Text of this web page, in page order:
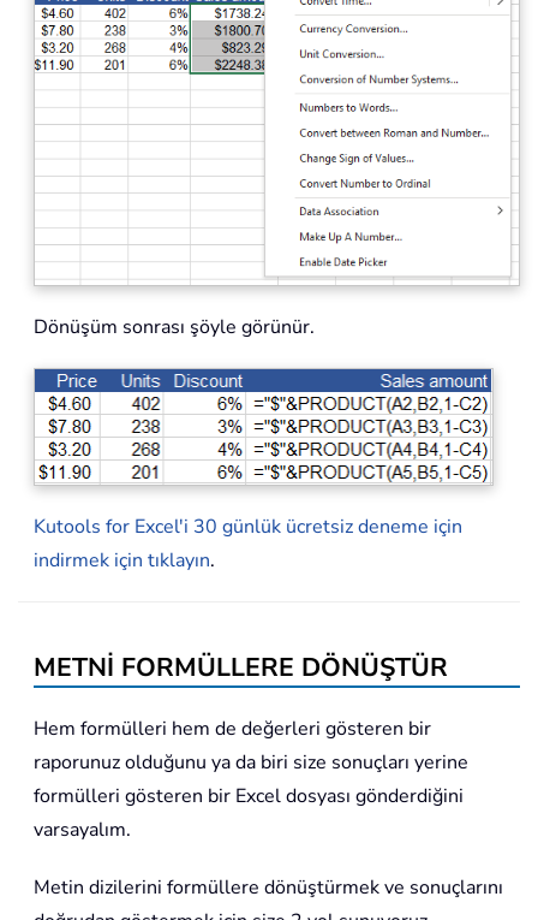
Dönüşüm sonrası şöyle görünür.
Kutools for Excel'i 30 günlük ücretsiz deneme için
indirmek için tıklayın.
METNİ FORMÜLLERE DÖNÜŞTÜR
Hem formülleri hem de değerleri gösteren bir
raporunuz olduğunu ya da biri size sonuçları yerine
formülleri gösteren bir Excel dosyası gönderdiğini
varsayalım.
Metin dizilerini formüllere dönüştürmek ve sonuçlarını